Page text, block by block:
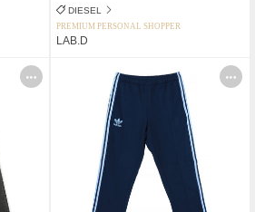
DIESEL
PREMIUM PERSONAL SHOPPER
LAB.D